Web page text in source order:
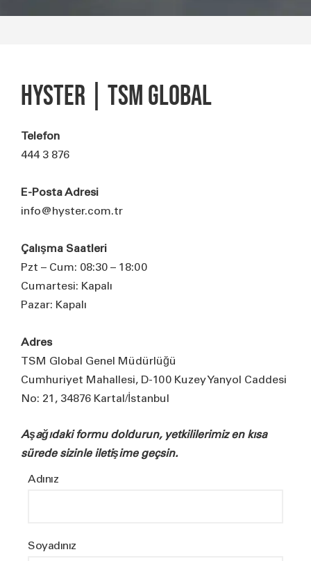
HYSTER | TSM GLOBAL
Telefon
444 3 876
E-Posta Adresi
info@hyster.com.tr
Çalışma Saatleri
Pzt – Cum: 08:30 – 18:00
Cumartesi: Kapalı
Pazar: Kapalı
Adres
TSM Global Genel Müdürlüğü
Cumhuriyet Mahallesi, D-100 Kuzey Yanyol Caddesi
No: 21, 34876 Kartal/İstanbul
Aşağıdaki formu doldurun, yetkililerimiz en kısa
sürede sizinle iletişime geçsin.
Adınız
Soyadınız